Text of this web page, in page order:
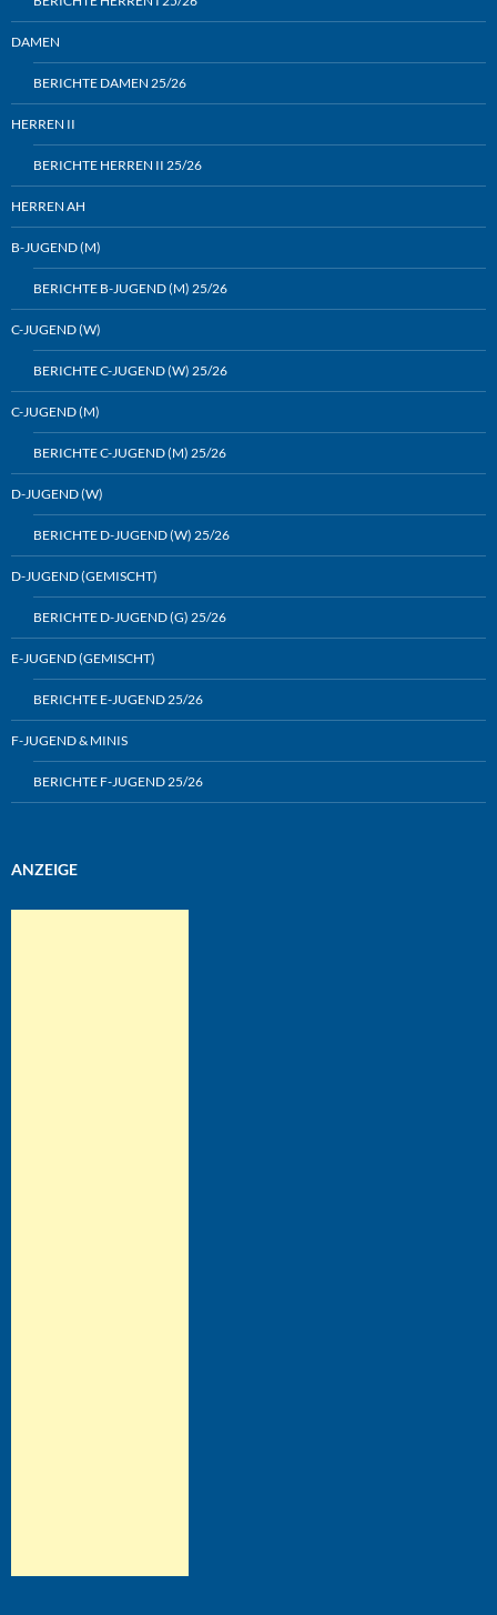
DAMEN
BERICHTE DAMEN 25/26
HERREN II
BERICHTE HERREN II 25/26
HERREN AH
B-JUGEND (M)
BERICHTE B-JUGEND (M) 25/26
C-JUGEND (W)
BERICHTE C-JUGEND (W) 25/26
C-JUGEND (M)
BERICHTE C-JUGEND (M) 25/26
D-JUGEND (W)
BERICHTE D-JUGEND (W) 25/26
D-JUGEND (GEMISCHT)
BERICHTE D-JUGEND (G) 25/26
E-JUGEND (GEMISCHT)
BERICHTE E-JUGEND 25/26
F-JUGEND & MINIS
BERICHTE F-JUGEND 25/26
ANZEIGE